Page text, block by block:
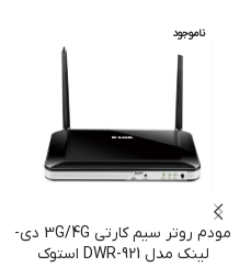
ناموجود
مودم روتر سیم کارتی 3G/4G دی-
لینک مدل DWR-921 استوک